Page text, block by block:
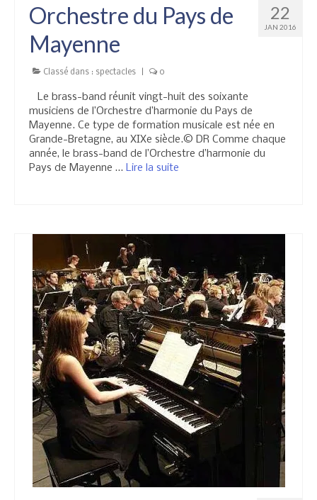
22
JAN 2016
Orchestre du Pays de
Mayenne
Classé dans : spectacles 0
Le brass-band réunit vingt-huit des soixante
musiciens de l’Orchestre d’harmonie du Pays de
Mayenne. Ce type de formation musicale est née en
Grande-Bretagne, au XIXe siècle.© DR Comme chaque
année, le brass-band de l’Orchestre d’harmonie du
Pays de Mayenne … Lire la suite­­